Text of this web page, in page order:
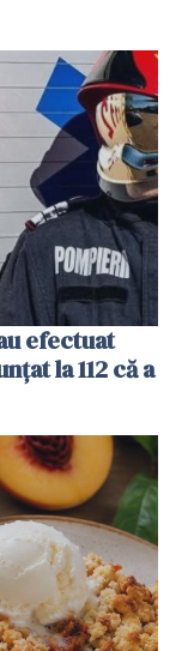
efectuat
la 112 că a